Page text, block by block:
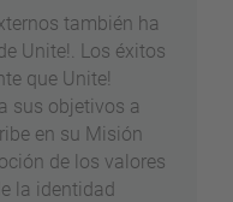
también ha
Unite!. Los éxitos
que Unite!
sus objetivos a
en su Misión
de los valores
la identidad